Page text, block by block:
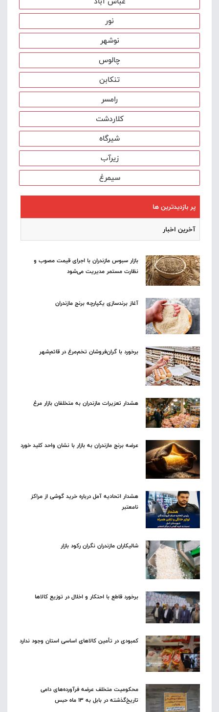
نور
نوشهر
چالوس
تنکابن
رامسر
کلاردشت
شيرگاه
زیرآب
سیمرغ
پر بازدیدترین ها
آخرین اخبار
بازار سبوس مازندران با اجرای قیمت مصوب و
نظارت مستمر مدیریت می‌شود
آغاز برندسازی یکپارچه برنج مازندران
برخورد با گران‌فروشان تخم‌مرغ در قائم‌شهر
هشدار تعزیرات مازندران به متخلفان بازار مرغ
عرضه برنج مازندران به بازار با نشان واحد کلید خورد
هشدار اتحادیه آمل درباره خرید گوشی از مراکز
نامعتبر
شالیکاران مازندران نگران رکود بازار
برخورد قاطع با احتکار و اخلال در توزیع کالاها
کمبودی در تأمین کالاهای اساسی استان وجود ندارد
محکومیت متخلف عرضه فرآورده‌های دامی
تاریخ‌گذشته در بابل به ۱۳ ماه حبس